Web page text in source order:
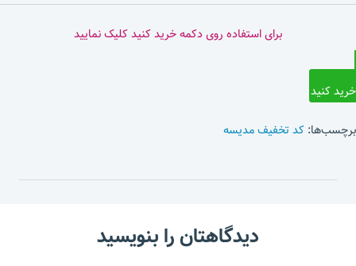
برای استفاده روی دکمه خرید کنید کلیک نمایید
خرید کنید
برچسب‌ها: کد تخفیف مدیسه
دیدگاهتان را بنویسید